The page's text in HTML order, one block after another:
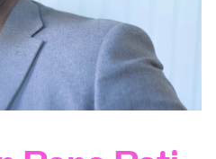
Gazette